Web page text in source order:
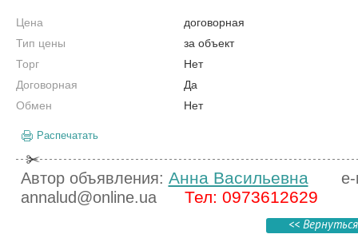
Цена
договорная
Тип цены
за объект
Торг
Нет
Договорная
Да
Обмен
Нет
Распечатать
Автор объявления: Анна Васильевна
annalud@online.ua
Тел: 0973612629
<<